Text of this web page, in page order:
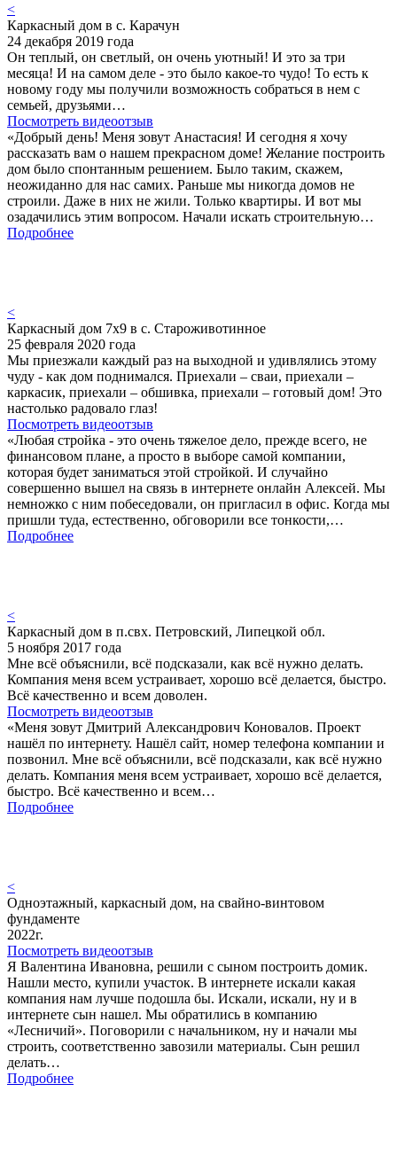
<
Каркасный дом в с. Карачун
24 декабря 2019 года
Он теплый, он светлый, он очень уютный! И это за три
месяца! И на самом деле - это было какое-то чудо! То есть к
новому году мы получили возможность собраться в нем с
семьей, друзьями…
Посмотреть видеоотзыв
«Добрый день! Меня зовут Анастасия! И сегодня я хочу
рассказать вам о нашем прекрасном доме! Желание построить
дом было спонтанным решением. Было таким, скажем,
неожиданно для нас самих. Раньше мы никогда домов не
строили. Даже в них не жили. Только квартиры. И вот мы
озадачились этим вопросом. Начали искать строительную…
Подробнее
<
Каркасный дом 7х9 в с. Староживотинное
25 февраля 2020 года
Мы приезжали каждый раз на выходной и удивлялись этому
чуду - как дом поднимался. Приехали – сваи, приехали –
каркасик, приехали – обшивка, приехали – готовый дом! Это
настолько радовало глаз!
Посмотреть видеоотзыв
«Любая стройка - это очень тяжелое дело, прежде всего, не
финансовом плане, а просто в выборе самой компании,
которая будет заниматься этой стройкой. И случайно
совершенно вышел на связь в интернете онлайн Алексей. Мы
немножко с ним побеседовали, он пригласил в офис. Когда мы
пришли туда, естественно, обговорили все тонкости,…
Подробнее
<
Каркасный дом в п.свх. Петровский, Липецкой обл.
5 ноября 2017 года
Мне всё объяснили, всё подсказали, как всё нужно делать.
Компания меня всем устраивает, хорошо всё делается, быстро.
Всё качественно и всем доволен.
Посмотреть видеоотзыв
«Меня зовут Дмитрий Александрович Коновалов. Проект
нашёл по интернету. Нашёл сайт, номер телефона компании и
позвонил. Мне всё объяснили, всё подсказали, как всё нужно
делать. Компания меня всем устраивает, хорошо всё делается,
быстро. Всё качественно и всем…
Подробнее
<
Одноэтажный, каркасный дом, на свайно-винтовом
фундаменте
2022г.
Посмотреть видеоотзыв
Я Валентина Ивановна, решили с сыном построить домик.
Нашли место, купили участок. В интернете искали какая
компания нам лучше подошла бы. Искали, искали, ну и в
интернете сын нашел. Мы обратились в компанию
«Лесничий». Поговорили с начальником, ну и начали мы
строить, соответственно завозили материалы. Сын решил
делать…
Подробнее